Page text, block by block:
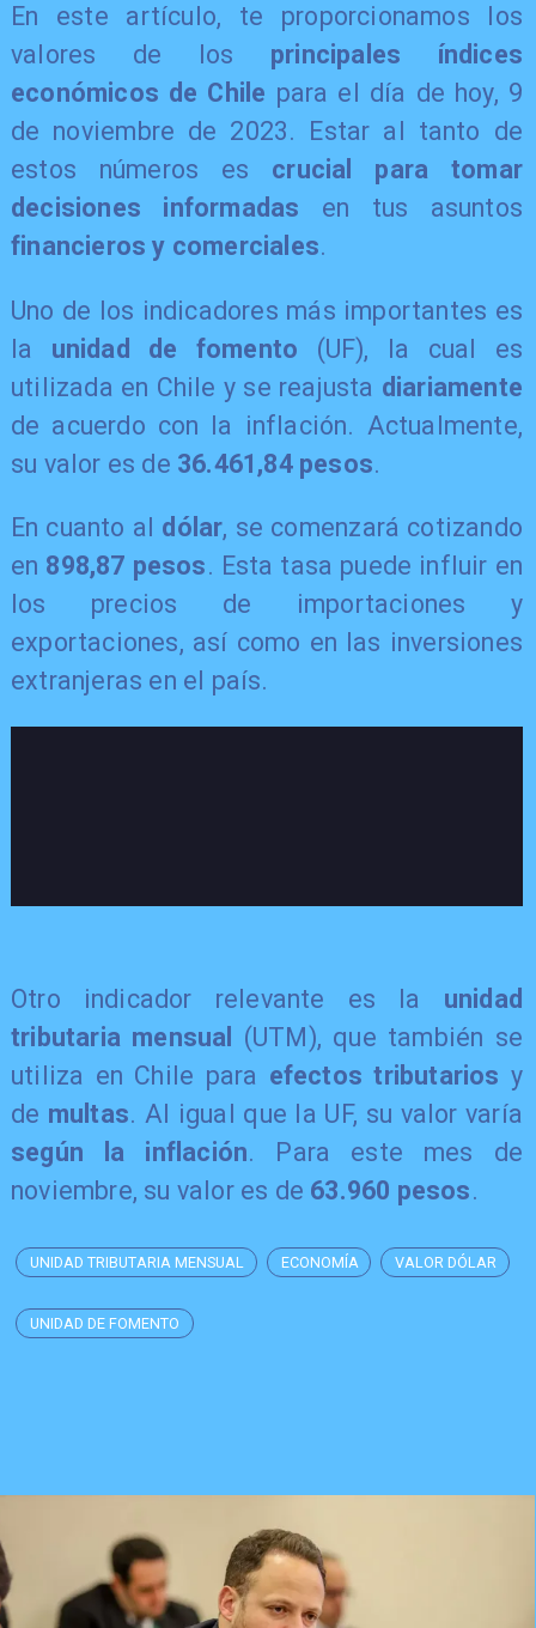
En este artículo, te proporcionamos los
valores de los principales índices
económicos de Chile para el día de hoy, 9
de noviembre de 2023. Estar al tanto de
estos números es crucial para tomar
decisiones informadas en tus asuntos
financieros y comerciales.
Uno de los indicadores más importantes es
la unidad de fomento (UF), la cual es
utilizada en Chile y se reajusta diariamente
de acuerdo con la inflación. Actualmente,
su valor es de 36.461,84 pesos.
En cuanto al dólar, se comenzará cotizando
en 898,87 pesos. Esta tasa puede influir en
los precios de importaciones y
exportaciones, así como en las inversiones
extranjeras en el país.
​Otro indicador relevante es la unidad
tributaria mensual
(UTM), que también se
utiliza en Chile para efectos tributarios y
de multas. Al igual que la UF, su valor varía
según la inflación. Para este mes de
noviembre, su valor es de 63.960 pesos.
UNIDAD TRIBUTARIA MENSUAL ECONOMÍA VALOR DÓLAR
UNIDAD DE FOMENTO